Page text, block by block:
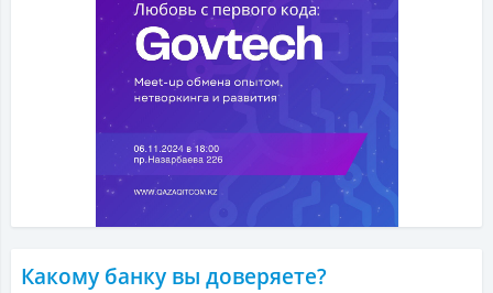
Какому банку вы доверяете?